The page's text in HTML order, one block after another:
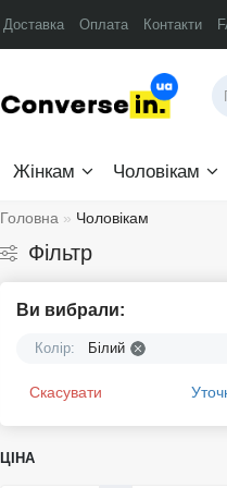
Доставка Оплата Контакти
Жінкам Чоловікам
Головна Чоловікам
Фільтр
Ви вибрали:
Колір: Білий
Скасувати
ЦІНА